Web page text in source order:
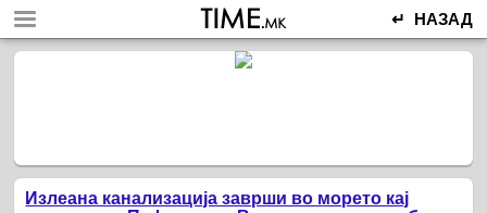
↵ НАЗАД
Излеана канализација заврши во морето кај